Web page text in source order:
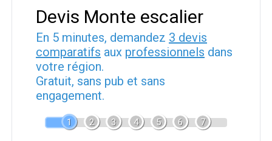
Devis Monte escalier
En 5 minutes, demandez 3 devis
comparatifs aux professionnels dans
votre région.
Gratuit, sans pub et sans
engagement.
1 2 3 4 5 6 7